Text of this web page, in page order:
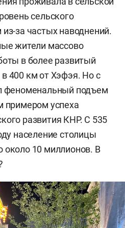
сельского
за частых наводнений.
жители массово
в более развитый
400 км от Хэфэя. Но с
феноменальный подъем
примером успеха
развития КНР. С 535
население столицы
около 10 миллионов. В